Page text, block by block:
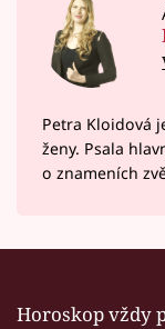
Petra Kloidová
ženy. Psala
o znameních
Horoskop vždy